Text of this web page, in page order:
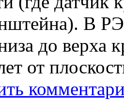
В РЭ
до верха
от